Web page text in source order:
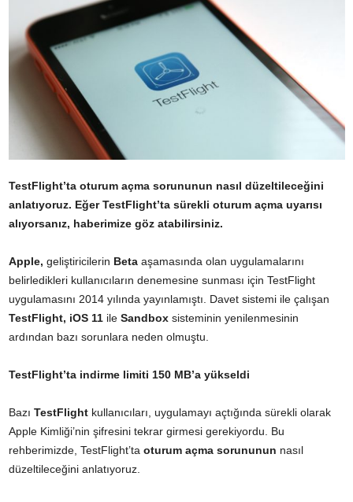
TestFlight’ta oturum açma sorununun nasıl düzeltileceğini
anlatıyoruz. Eğer TestFlight’ta sürekli oturum açma uyarısı
alıyorsanız, haberimize göz atabilirsiniz.
Apple, geliştiricilerin Beta aşamasında olan uygulamalarını
belirledikleri kullanıcıların denemesine sunması için TestFlight
uygulamasını 2014 yılında yayınlamıştı. Davet sistemi ile çalışan
TestFlight, iOS 11 ile Sandbox sisteminin yenilenmesinin
ardından bazı sorunlara neden olmuştu.
TestFlight’ta indirme limiti 150 MB’a yükseldi
Bazı TestFlight kullanıcıları, uygulamayı açtığında sürekli olarak
Apple Kimliği’nin şifresini tekrar girmesi gerekiyordu. Bu
rehberimizde, TestFlight’ta oturum açma sorununun nasıl
düzeltileceğini anlatıyoruz.